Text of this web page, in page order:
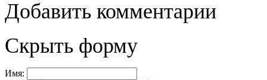
Добавить комментарии
Скрыть форму
Имя: